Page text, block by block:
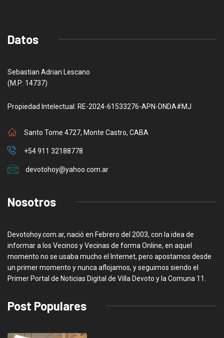
Datos
Sebastian Adrian Lescano
(M.P: 14737)
Propiedad Intelectual: RE-2024-61533276-APN-DNDA#MJ
Santo Tome 4727, Monte Castro, CABA
+54 911 32188778
devotohoy@yahoo.com.ar
Nosotros
Devotohoy.com.ar, nació en Febrero del 2003, con la idea de
informar a los Vecinos y Vecinas de forma Online, en aquel
momento no se usaba mucho el Internet, pero apostamos desde
un primer momento y nunca aflojamos, y seguimos siendo el
Primer Portal de Noticias Digital de Villa Devoto y la Comuna 11.
Post Populares